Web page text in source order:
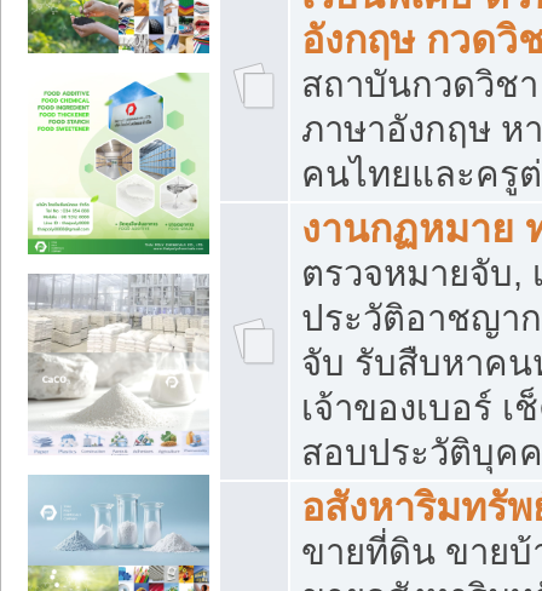
อังกฤษ กวดวิ
สถาบันกวดวิช
ภาษาอังกฤษ ห
คนไทยและครู
งานกฏหมาย
ตรวจหมายจับ,
ประวัติอาชญา
จับ รับสืบหาคน
เจ้าของเบอร์
สอบประวัติบุค
อสังหาริมทรัพ
ขายที่ดิน ขายบ้